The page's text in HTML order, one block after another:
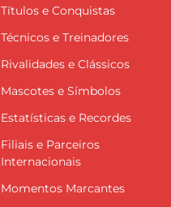
Títulos e Conquistas
Técnicos e Treinadores
Rivalidades e Clássicos
Mascotes e Símbolos
Estatísticas e Recordes
Filiais e Parceiros
Internacionais
Momentos Marcantes